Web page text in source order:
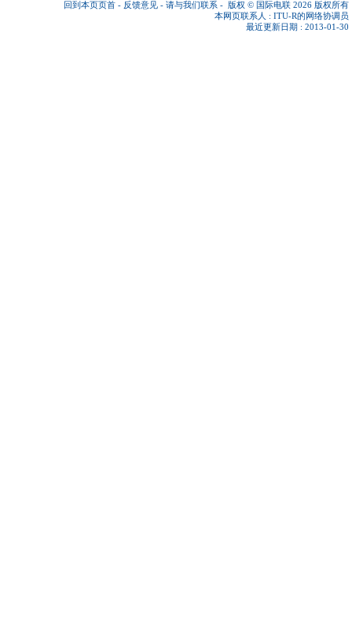
回到本页页首 - 反馈意见 - 请与我们联系 - 版权 © 国际电联 2026 版权所有
本网页联系人 : ITU-R的网络协调员
最近更新日期 : 2013-01-30